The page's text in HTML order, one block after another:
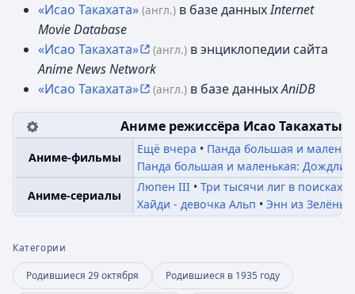
«Исао Такахата» (англ.) в базе данныхInternet
Movie Database
«Исао Такахата»
(англ.) в энциклопедии сайта
Anime News Network
«Исао Такахата»
(англ.) в базе данныхAniDB
Аниме режиссёра Исао Такахаты
Аниме-фильмы
Ещё вчера
Панда большая и
Панда большая и маленькая:
Аниме-сериалы
Люпен III
Три тысячи лиг в поисках
Хайди - девочка Альп
Энн из
Категории
Родившиеся 29 октября Родившиеся в 1935 году